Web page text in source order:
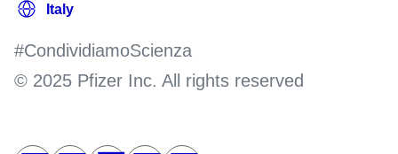
#CondividiamoScienza
© 2025 Pfizer Inc. All rights reserved